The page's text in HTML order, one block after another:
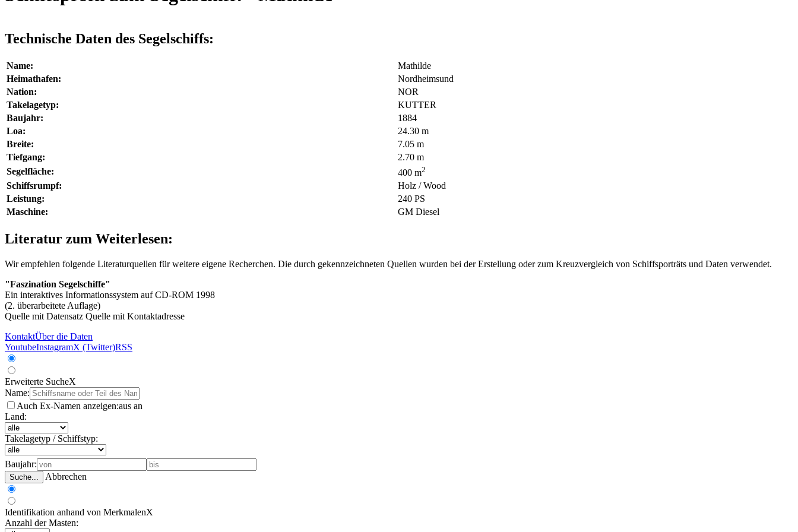
Technische Daten des Segelschiffs:
Name:
Mathilde
Heimathafen:
Nordheimsund
Nation:
NOR
Takelagetyp:
KUTTER
Baujahr:
1884
Loa:
24.30 m
Breite:
7.05 m
Tiefgang:
2.70 m
Segelfläche:
400 m2
Schiffsrumpf:
Holz / Wood
Leistung:
240 PS
Maschine:
GM Diesel
Literatur zum Weiterlesen:
Wir empfehlen folgende Literaturquellen für weitere eigene Recherchen. Die durch gekennzeichneten Quellen wurden bei der Erstellung oder zum Kreuzvergleich von Schiffsporträts und Daten verwendet.
"Faszination Segelschiffe"
Ein interaktives Informationssystem auf CD-ROM 1998
(2. überarbeitete Auflage)
Quelle mit Datensatz Quelle mit Kontaktadresse
KontaktÜber die Daten
YoutubeInstagramX (Twitter)RSS
Erweiterte SucheX
Name:
Auch Ex-Namen anzeigen:aus an
Land:
Takelagetyp / Schiffstyp:
Baujahr:
Suche... Abbrechen
Identifikation anhand von MerkmalenX
Anzahl der Masten: